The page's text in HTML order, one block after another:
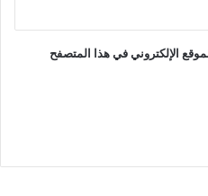
الإلكتروني في هذا المتصفح